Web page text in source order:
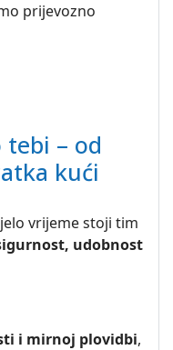
prijevozno
tebi – od
kući
vrijeme stoji tim
udobnost
i mirnoj plovidbi,